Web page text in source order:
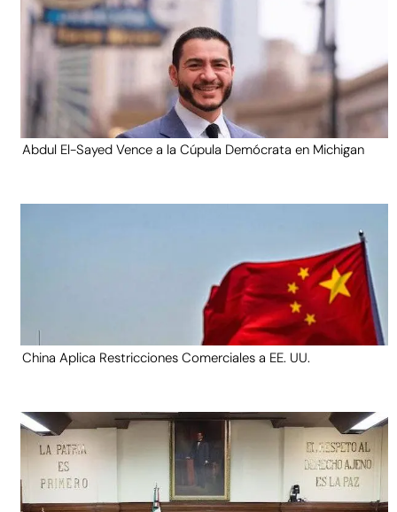
Abdul El-Sayed Vence a la Cúpula Demócrata en Michigan
China Aplica Restricciones Comerciales a EE. UU.